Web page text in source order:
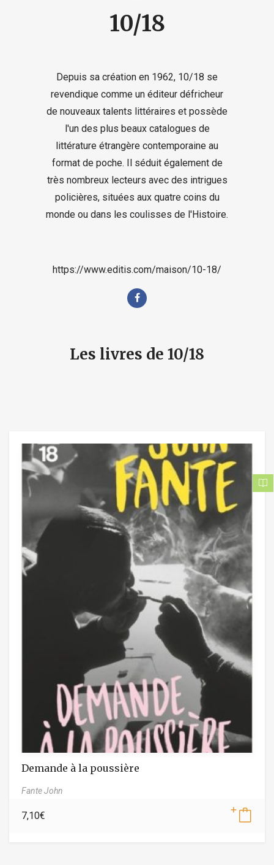
10/18
Depuis sa création en 1962, 10/18 se
revendique comme un éditeur défricheur
de nouveaux talents littéraires et possède
l'un des plus beaux catalogues de
littérature étrangère contemporaine au
format de poche. Il séduit également de
très nombreux lecteurs avec des intrigues
policières, situées aux quatre coins du
monde ou dans les coulisses de l'Histoire.
https://www.editis.com/maison/10-18/
Les livres de 10/18
Demande à la poussière
Fante John
7,10€